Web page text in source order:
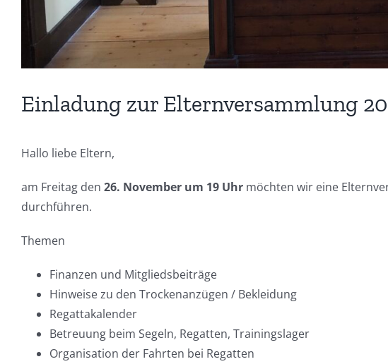
Einladung zur Elternversammlung
Hallo liebe Eltern,
am Freitag den 26. November um 19 Uhrmöchten wir eine
durchführen.
Themen
Finanzen und Mitgliedsbeiträge
Hinweise zu den Trockenanzügen / Bekleidung
Regattakalender
Betreuung beim Segeln, Regatten, Trainingslager
Organisation der Fahrten bei Regatten